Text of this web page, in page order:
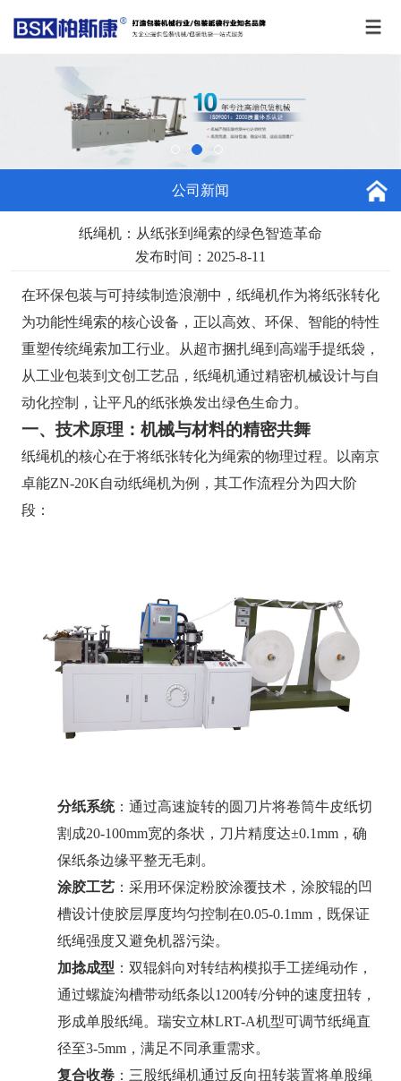
公司新闻
纸绳机：从纸张到绳索的绿色智造革命
发布时间：2025-8-11
在环保包装与可持续制造浪潮中， 纸绳机作为将纸张转化
为功能性绳索的核心设备，正以高效、环保、智能的特性
重塑传统绳索加工行业。从超市捆扎绳到高端手提纸袋，
从工业包装到文创工艺品，纸绳机通过精密机械设计与自
动化控制，让平凡的纸张焕发出绿色生命力。
一、技术原理：机械与材料的精密共舞
纸绳机的核心在于将纸张转化为绳索的物理过程。以南京
卓能ZN-20K自动纸绳机为例，其工作流程分为四大阶
段：
分纸系统：通过高速旋转的圆刀片将卷筒牛皮纸切
割成20-100mm宽的条状，刀片精度达±0.1mm，确
保纸条边缘平整无毛刺。
涂胶工艺：采用环保淀粉胶涂覆技术，涂胶辊的凹
槽设计使胶层厚度均匀控制在0.05-0.1mm，既保证
纸绳强度又避免机器污染。
加捻成型 ：双辊斜向对转结构模拟手工搓绳动作，
通过螺旋沟槽带动纸条以1200转/分钟的速度扭转，
形成单股纸绳。瑞安立林LRT-A机型可调节纸绳直
径至3-5mm，满足不同承重需求。
复合收卷：三股纸绳机通过反向扭转装置将单股绳